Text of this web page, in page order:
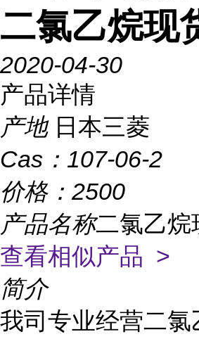
二氯乙烷现
2020-04-30
产品详情
产地 日本三菱
Cas： 107-06-2
价格： 2500
产品名称二氯乙烷
查看相似产品 >
简介
我司专业经营二氯